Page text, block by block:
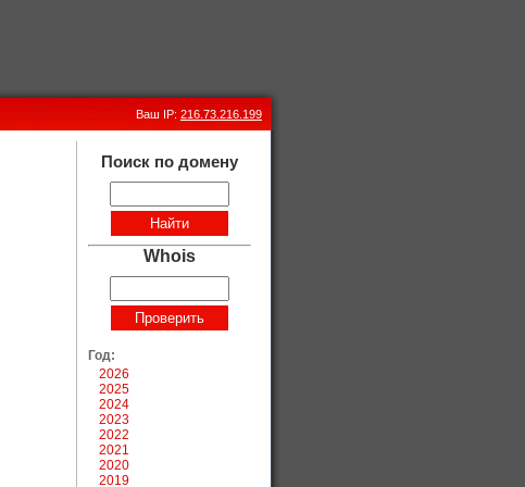
Ваш IP: 216.73.216.199
Поиск по домену
Whois
Год:
2026
2025
2024
2023
2022
2021
2020
2019